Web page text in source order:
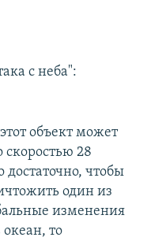
с неба":
объект может
скоростью 28
достаточно, чтобы
один из
изменения
то